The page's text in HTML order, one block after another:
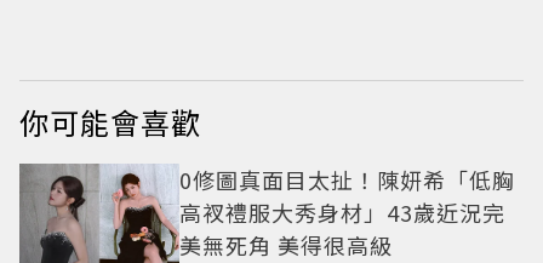
你可能會喜歡
0修圖真面目太扯！陳妍希「低胸
高衩禮服大秀身材」43歲近況完
美無死角 美得很高級